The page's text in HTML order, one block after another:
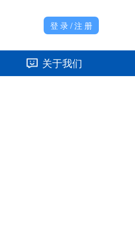
登 录 / 注 册
关于我们